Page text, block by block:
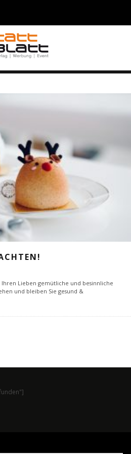
Lieben gemütliche und besinnliche
und bleiben Sie gesund &